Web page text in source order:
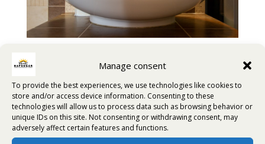
Manage consent
To provide the best experiences, we use technologies like cookies to
store and/or access device information. Consenting to these
technologies will allow us to process data such as browsing behavior or
unique IDs on this site. Not consenting or withdrawing consent, may
adversely affect certain features and functions.